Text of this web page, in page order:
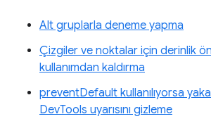
Alt gruplarla deneme yapma
Çizgiler ve noktalar için derinlik
kullanımdan kaldırma
preventDefault kullanılıyorsa
DevTools uyarısını gizleme